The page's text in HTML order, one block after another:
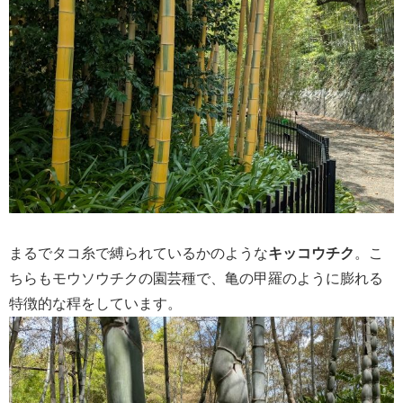
まるでタコ糸で縛られているかのようなキッコウチク 。こ
ちらもモウソウチクの園芸種で、亀の甲羅のように膨れる
特徴的な稈をしています。